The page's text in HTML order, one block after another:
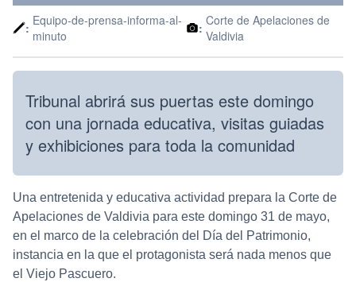
: Equipo-de-prensa-informa-al-
minuto
: Corte de Apelaciones de
Valdivia
Tribunal abrirá sus puertas este domingo
con una jornada educativa, visitas guiadas
y exhibiciones para toda la comunidad
Una entretenida y educativa actividad prepara la Corte de
Apelaciones de Valdivia para este domingo 31 de mayo,
en el marco de la celebración del Día del Patrimonio,
instancia en la que el protagonista será nada menos que
el Viejo Pascuero.